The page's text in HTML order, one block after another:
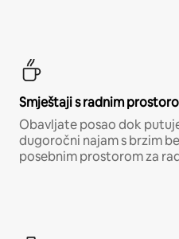
Smještaji s radnim
Obavljate posao dok
dugoročni najam s brzim
posebnim prostorom za